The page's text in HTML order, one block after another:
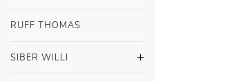
RUFF THOMAS
SIBER WILLI